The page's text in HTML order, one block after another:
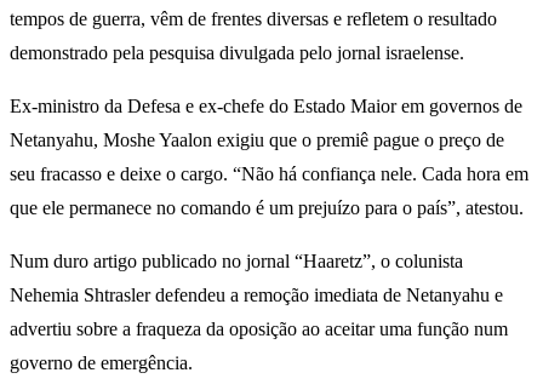
tempos de guerra, vêm de frentes diversas e refletem o resultado
demonstrado pela pesquisa divulgada pelo jornal israelense.
Ex-ministro da Defesa e ex-chefe do Estado Maior em governos de
Netanyahu, Moshe Yaalon exigiu que o premiê pague o preço de
seu fracasso e deixe o cargo. “Não há confiança nele. Cada hora em
que ele permanece no comando é um prejuízo para o país”, atestou.
Num duro artigo publicado no jornal “Haaretz”, o colunista
Nehemia Shtrasler defendeu a remoção imediata de Netanyahu e
advertiu sobre a fraqueza da oposição ao aceitar uma função num
governo de emergência.